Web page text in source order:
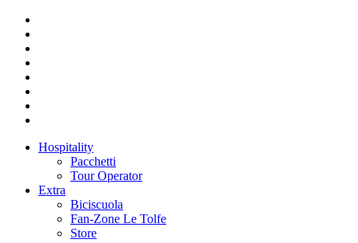
Hospitality
Pacchetti
Tour Operator
Extra
Biciscuola
Fan-Zone Le Tolfe
Store